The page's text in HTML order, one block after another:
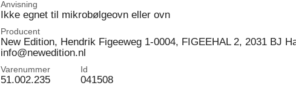
Anvisning
Ikke egnet til mikrobølgeovn eller ovn
Producent
New Edition, Hendrik Figeeweg 1-0004, FIGEEHAL 2, 2031 BJ
info@newedition.nl
Varenummer
51.002.235
Id
041508